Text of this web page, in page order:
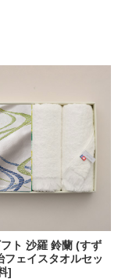
ト 沙羅 鈴蘭 (すず
フェイスタオルセッ
]